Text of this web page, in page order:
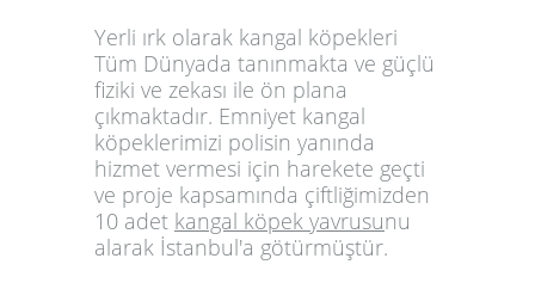
Yerli ırk olarak kangal köpekleri
Tüm Dünyada tanınmakta ve güçlü
fiziki ve zekası ile ön plana
çıkmaktadır. Emniyet kangal
köpeklerimizi polisin yanında
hizmet vermesi için harekete geçti
ve proje kapsamında çiftliğimizden
10 adet kangal köpek yavrusunu
alarak İstanbul'a götürmüştür.